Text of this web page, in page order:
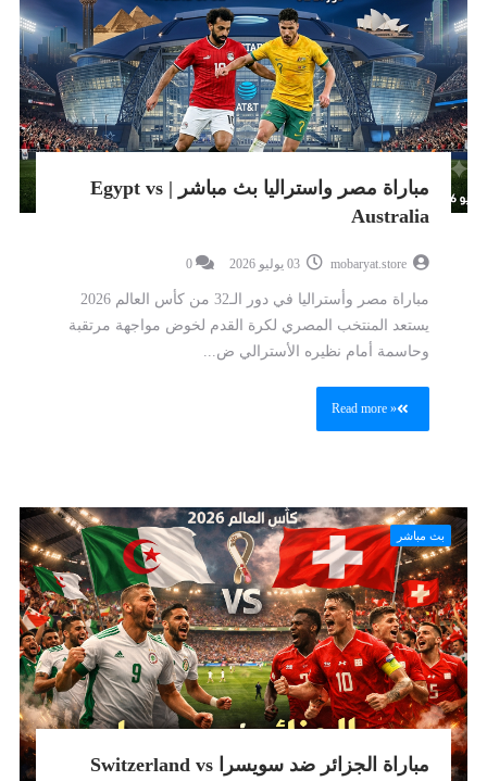
مباراة مصر واستراليا بث مباشر | Egypt vs
Australia
mobaryat.store
0
مباراة مصر وأستراليا في دور الـ32 من كأس العالم 2026
يستعد المنتخب المصري لكرة القدم لخوض مواجهة مرتقبة
وحاسمة أمام نظيره الأسترالي ض...
Read more »
بث مباشر
مباراة الجزائر ضد سويسرا Switzerland vs